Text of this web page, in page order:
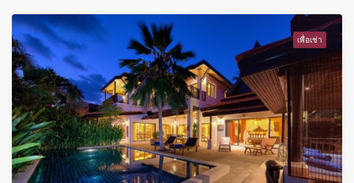
เพื่อเช่า